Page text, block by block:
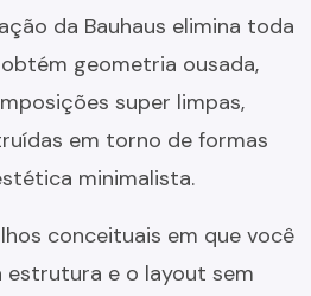
da Bauhaus elimina toda
geometria ousada,
super limpas,
em torno de formas
minimalista.
conceituais em que você
estrutura e o layout sem